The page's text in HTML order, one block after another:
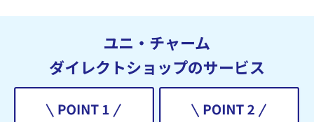
ユニ・チャーム
ダイレクトショップのサービス